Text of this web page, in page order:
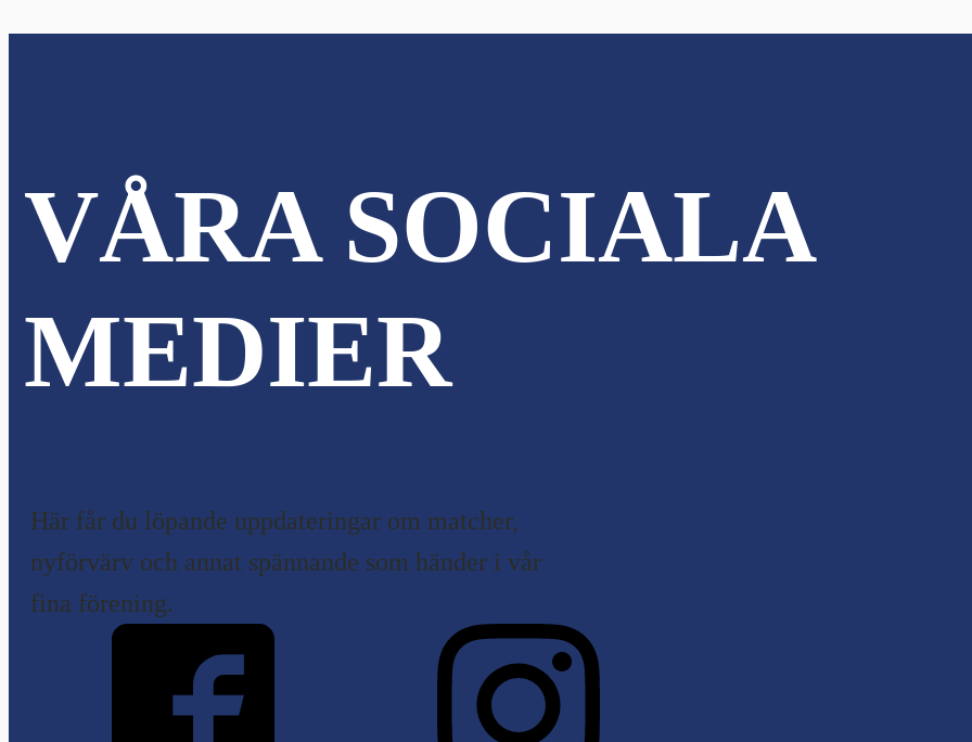
VÅRA SOCIALA
MEDIER
Här får du löpande uppdateringar om matcher,
nyförvärv och annat spännande som händer i vår
fina förening.